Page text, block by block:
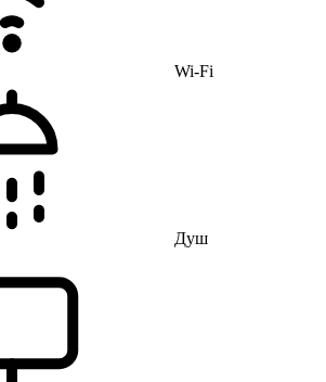
Wi-Fi
Душ